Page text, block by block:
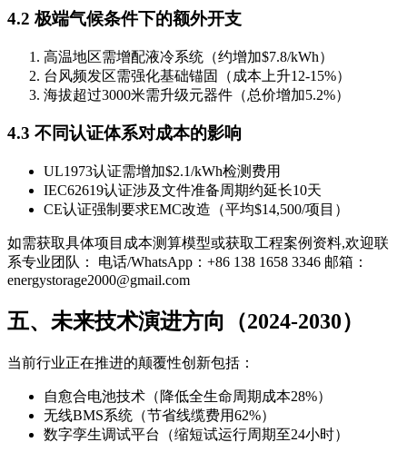
4.2 极端气候条件下的额外开支
高温地区需增配液冷系统（约增加$7.8/kWh）
台风频发区需强化基础锚固（成本上升12-15%）
海拔超过3000米需升级元器件（总价增加5.2%）
4.3 不同认证体系对成本的影响
UL1973认证需增加$2.1/kWh检测费用
IEC62619认证涉及文件准备周期约延长10天
CE认证强制要求EMC改造（平均$14,500/项目）
如需获取具体项目成本测算模型或获取工程案例资料,欢迎联
系专业团队： 电话/WhatsApp：+86 138 1658 3346 邮箱：
energystorage2000@gmail.com
五、未来技术演进方向（2024-2030）
当前行业正在推进的颠覆性创新包括：
自愈合电池技术（降低全生命周期成本28%）
无线BMS系统（节省线缆费用62%）
数字孪生调试平台（缩短试运行周期至24小时）